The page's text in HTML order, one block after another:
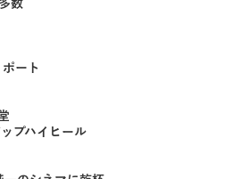
数
ート
プハイヒール